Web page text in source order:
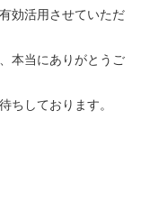
効活用させていただ
本当にありがとうご
ちしております。